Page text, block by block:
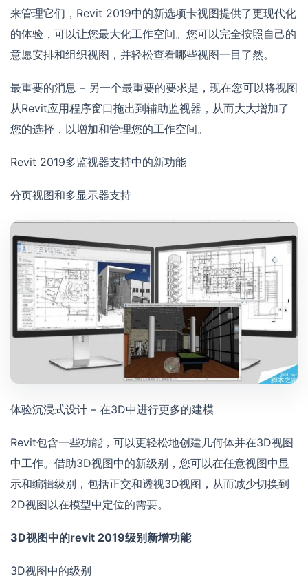
来管理它们，Revit 2019中的新选项卡视图提供了更现代化
的体验，可以让您最大化工作空间。您可以完全按照自己的
意愿安排和组织视图，并轻松查看哪些视图一目了然。
最重要的消息 – 另一个最重要的要求是，现在您可以将视图
从Revit应用程序窗口拖出到辅助监视器，从而大大增加了
您的选择，以增加和管理您的工作空间。
Revit 2019多监视器支持中的新功能
分页视图和多显示器支持
体验沉浸式设计 – 在3D中进行更多的建模
Revit包含一些功能，可以更轻松地创建几何体并在3D视图
中工作。借助3D视图中的新级别，您可以在任意视图中显
示和编辑级别，包括正交和透视3D视图，从而减少切换到
2D视图以在模型中定位的需要。
3D视图中的revit 2019级别新增功能
3D视图中的级别